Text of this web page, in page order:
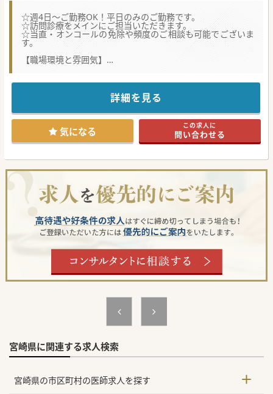
☆週4日～ご勤務OK！平日のみのご勤務です。
☆訪問診療をメインにご担当いただきます。
☆当直・オンコールの免除や頻度のご相談も可能でございま
す。
【職場環境と雰囲気】
■患者様やスタッフとの良好なコミュニケーションを大切に
す。
■平日のみの週4日勤務からご相談が可能で、ワークライフ
バランスを重視した働き方を希望する方には最適な環境で
す。
■ご年齢や専門医資格等は不問であり、ベテランの先生方も
これまでの経験を存分に活かせる環境が整っております。
【募集背景】
の集患状況が好調に推移している事から体制強化のために募
集をしております。
め、新たな病院の核としてご勤務いただける医師を募集して
おります。
■今年の秋からのご入職も歓迎しており、地域の医療体制を
共に支えてくださる熱意ある先生をお待ちしております。
【具体的な医療機関情報】
■宮崎県都城市に位置する地域密着型の医療機関であり、地
域住民の皆様から厚い信頼を寄せられております。
■県外から赴任される医師へのサポート体制も万全であり、
赴任手当や住宅手当の支給制度をご用意しております。
■業務の効率化を図るために電子カルテを導入しており、
日々の診療記録も非常にスムーズに行っていただくことが可
詳細を見る
気になる この求人に
問い合わせる
宮崎県に関連する求人検索
宮崎県の市区町村の医師求人を探す